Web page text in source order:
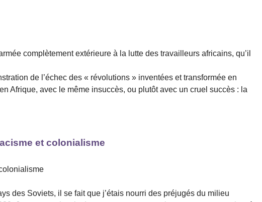
complètement extérieure à la lutte des travailleurs africains, qu’il
de l’échec des « révolutions » inventées et transformée en
Afrique, avec le même insuccès, ou plutôt avec un cruel succès : la
et colonialisme
des Soviets, il se fait que j’étais nourri des préjugés du milieu